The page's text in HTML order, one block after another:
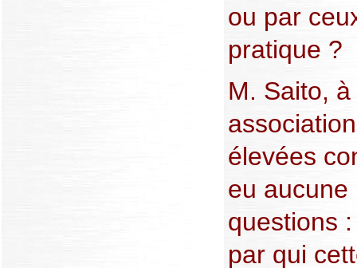
ou par
pratique ?
M. Saito,
élevées
eu aucune
questions
par qui